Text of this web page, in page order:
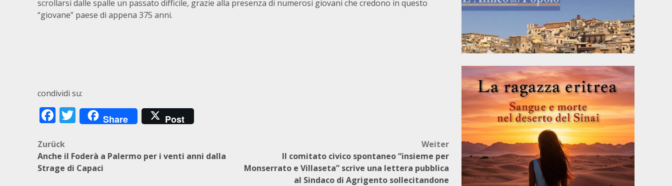
scrollarsi dalle spalle un passato difficile, grazie alla presenza di numerosi giovani che credono in questo
“giovane” paese di appena 375 anni.
condividi su:
Facebook
Twitter
Share Post
Beitragsnavigation
Zurück
Anche il Foderà a Palermo per i venti anni dalla
Strage di Capaci
Weiter
Il comitato civico spontaneo “insieme per
Monserrato e Villaseta” scrive una lettera pubblica
al Sindaco di Agrigento sollecitandone